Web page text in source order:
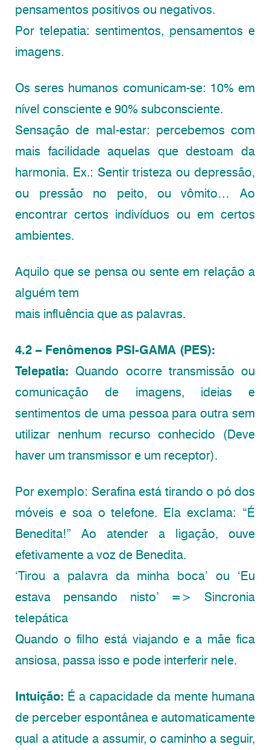
pensamentos positivos ou negativos.
Por telepatia: sentimentos, pensamentos e
imagens.
Os seres humanos comunicam-se: 10% em
nível consciente e 90% subconsciente.
Sensação de mal-estar: percebemos com
mais facilidade aquelas que destoam da
harmonia. Ex.: Sentir tristeza ou depressão,
ou pressão no peito, ou vômito… Ao
encontrar certos indivíduos ou em certos
ambientes.
Aquilo que se pensa ou sente em relação a
alguém tem
mais influência que as palavras.
4.2 – Fenômenos PSI-GAMA (PES):
Telepatia: Quando ocorre transmissão ou
comunicação de imagens, ideias e
sentimentos de uma pessoa para outra sem
utilizar nenhum recurso conhecido (Deve
haver um transmissor e um receptor).
Por exemplo: Serafina está tirando o pó dos
móveis e soa o telefone. Ela exclama: “É
Benedita!” Ao atender a ligação, ouve
efetivamente a voz de Benedita.
‘Tirou a palavra da minha boca’ ou ‘Eu
estava pensando nisto’ => Sincronia
telepática
Quando o filho está viajando e a mãe fica
ansiosa, passa isso e pode interferir nele.
Intuição: É a capacidade da mente humana
de perceber espontânea e automaticamente
qual a atitude a assumir, o caminho a seguir,